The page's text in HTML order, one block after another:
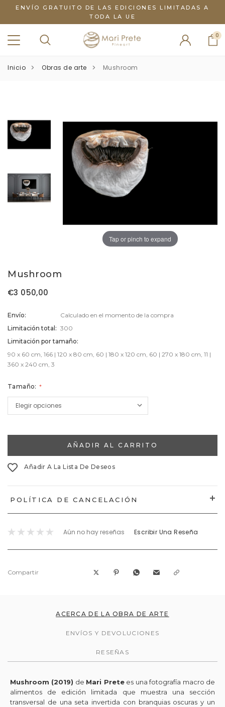
ENVÍO GRATUITO DE LAS EDICIONES LIMITADAS A
TODA LA UE
0
Inicio Obras de arte Mushroom
Tap or pinch to expand
Tap or pinch to expand
Mushroom
€3 050,00
Envío:
Calculado en el momento de la compra
Limitación total: 300
Limitación por tamaño:
90 x 60 cm, 166 | 120 x 80 cm, 60 | 180 x 120 cm, 60 | 270 x 180 cm, 11 |
360 x 240 cm, 3
Tamaño:
Añadir A La Lista De Deseos
POLÍTICA DE CANCELACIÓN
Aún no hay reseñas Escribir Una Reseña
Compartir
ACERCA DE LA OBRA DE ARTE
ENVÍOS Y DEVOLUCIONES
RESEÑAS
Mushroom (2019) de Mari Pretees una fotografía macro de
alimentos de edición limitada que muestra una sección
transversal de una seta invertida con branquias oscuras y un